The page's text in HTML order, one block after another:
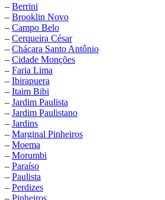
– Berrini
– Brooklin Novo
– Campo Belo
– Cerqueira César
– Chácara Santo Antônio
– Cidade Monções
– Faria Lima
– Ibirapuera
– Itaim Bibi
– Jardim Paulista
– Jardim Paulistano
– Jardins
– Marginal Pinheiros
– Moema
– Morumbi
– Paraíso
– Paulista
– Perdizes
– Pinheiros